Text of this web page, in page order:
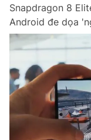
Snapdragon 8
Android đe dọa